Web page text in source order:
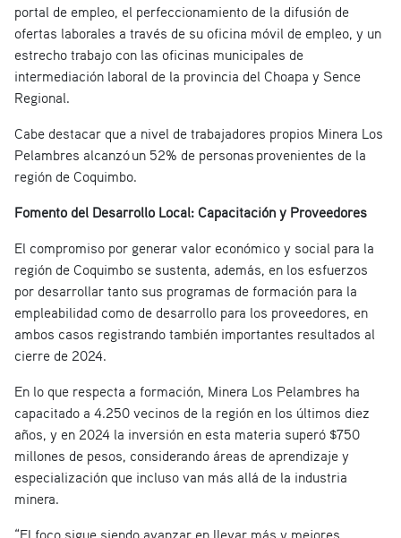
portal de empleo, el perfeccionamiento de la difusión de
ofertas laborales a través de su oficina móvil de empleo, y un
estrecho trabajo con las oficinas municipales de
intermediación laboral de la provincia del Choapa y Sence
Regional.
Cabe destacar que a nivel de trabajadores propios Minera Los
Pelambres alcanzó un 52% de personas provenientes de la
región de Coquimbo.
Fomento del Desarrollo Local: Capacitación y Proveedores
El compromiso por generar valor económico y social para la
región de Coquimbo se sustenta, además, en los esfuerzos
por desarrollar tanto sus programas de formación para la
empleabilidad como de desarrollo para los proveedores, en
ambos casos registrando también importantes resultados al
cierre de 2024.
En lo que respecta a formación, Minera Los Pelambres ha
capacitado a 4.250 vecinos de la región en los últimos diez
años, y en 2024 la inversión en esta materia superó $750
millones de pesos, considerando áreas de aprendizaje y
especialización que incluso van más allá de la industria
minera.
“El foco sigue siendo avanzar en llevar más y mejores